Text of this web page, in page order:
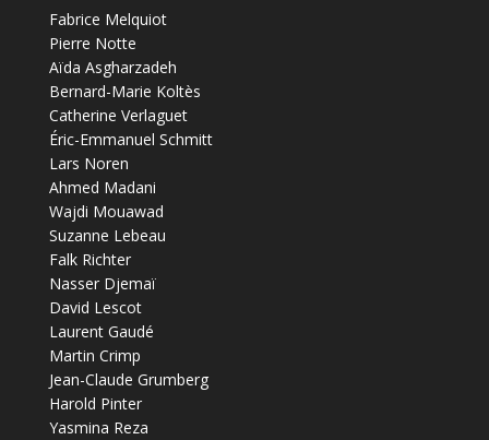
Fabrice Melquiot
Pierre Notte
Aïda Asgharzadeh
Bernard-Marie Koltès
Catherine Verlaguet
Éric-Emmanuel Schmitt
Lars Noren
Ahmed Madani
Wajdi Mouawad
Suzanne Lebeau
Falk Richter
Nasser Djemaï
David Lescot
Laurent Gaudé
Martin Crimp
Jean-Claude Grumberg
Harold Pinter
Yasmina Reza